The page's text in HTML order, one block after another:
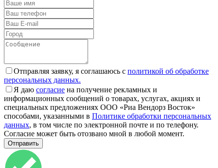
Отправляя заявку, я соглашаюсь с политикой об обработке
персональных данных.
Я даю согласие на получение рекламных и
информационных сообщений о товарах, услугах, акциях и
специальных предложениях ООО «Риа Вендорз Восток»
способами, указанными в Политике обработки персональных
данных, в том числе по электронной почте и по телефону.
Согласие может быть отозвано мной в любой момент.